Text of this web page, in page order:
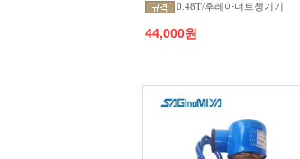
0.48T/후레아너트챙기기
44,000원